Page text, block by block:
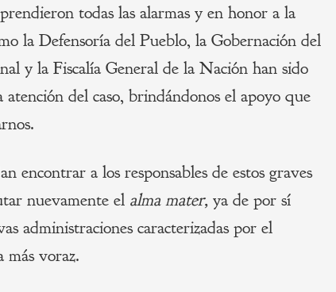
todas las alarmas y en honor a la
la Defensoría del Pueblo, la Gobernación del
y la Fiscalía General de la Nación han sido
del caso, brindándonos el apoyo que
encontrar a los responsables de estos graves
nuevamente el alma mater, ya de por sí
administraciones caracterizadas por el
más voraz.